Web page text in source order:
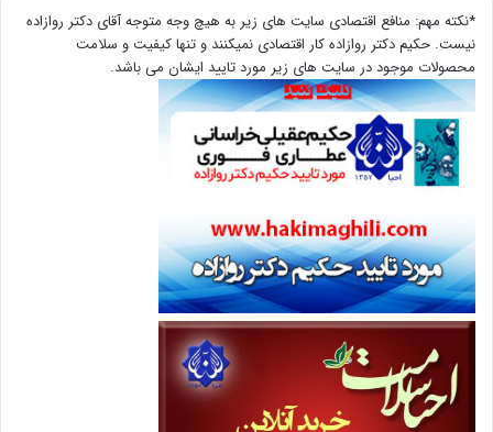
*نکته مهم: منافع اقتصادی سایت های زیر به هیچ وجه متوجه آقای دکتر روازاده
نیست. حکیم دکتر روازاده کار اقتصادی نمیکنند و تنها کیفیت و سلامت
محصولات موجود در سایت های زیر مورد تایید ایشان می باشد.